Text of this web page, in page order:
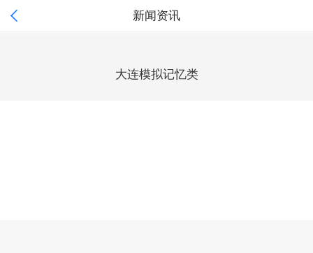
 新闻资讯
大连模拟记忆类